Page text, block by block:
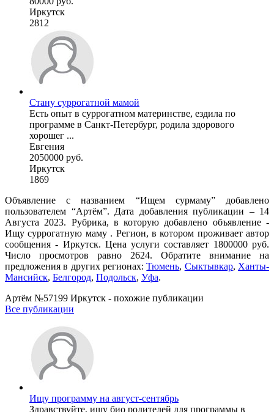
Иркутск
2812
Стану суррогатной мамой
Есть опыт в суррогатном материнстве, ездила по
программе в Санкт-Петербург, родила здорового
хорошег ...
Евгения
2050000 руб.
Иркутск
1869
Объявление с названием “Ищем сурмаму” добавлено
пользователем “Артём”. Дата добавления публикации – 14
Августа 2023. Рубрика, в которую добавлено объявление -
Ищу суррогатную маму . Регион, в котором проживает автор
сообщения - Иркутск. Цена услуги составляет 1800000 руб.
Число просмотров равно 2624. Обратите внимание на
предложения в других регионах:Тюмень, Сыктывкар, Ханты-
Мансийск, Белгород, Подольск, Уфа.
Артём №57199 Иркутск - похожие публикации
Все публикации
Ищу программу на август-сентябрь
Здравствуйте, ищу био родителей для программы в